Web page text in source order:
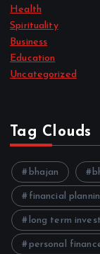
Health
Spirituality
Business
Education
Uncategorized
Tag Clouds
bhajan
financial
long term
personal